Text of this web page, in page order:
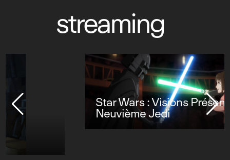
streaming
Star Wars : Visions Présente - Le
Neuvième Jedi